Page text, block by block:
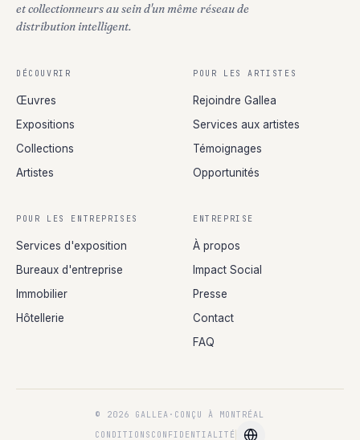
et collectionneurs au sein d'un même réseau de
distribution intelligent.
DÉCOUVRIR
Œuvres
Expositions
Collections
Artistes
POUR LES ARTISTES
Rejoindre Gallea
Services aux artistes
Témoignages
Opportunités
POUR LES ENTREPRISES
Services d'exposition
Bureaux d'entreprise
Immobilier
Hôtellerie
ENTREPRISE
À propos
Impact Social
Presse
Contact
FAQ
© 2026 GALLEA · CONÇU À MONTRÉAL
CONDITIONS CONFIDENTIALITÉ